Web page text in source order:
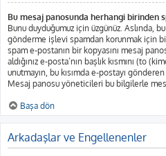
Bu mesaj panosunda herhangi birinden
Bunu duyduğumuz için üzgünüz. Aslında,
gönderme işlevi spamdan korunmak için
spam e-postanın bir kopyasını mesaj
aldığınız e-posta’nın başlık kısmını (to
unutmayın, bu kısımda e-postayı
Mesaj panosu yöneticileri bu bilgilerle
Başa dön
Arkadaşlar ve Engellenenler